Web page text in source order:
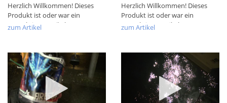
Herzlich Willkommen! Dieses
Produkt ist oder war ein
Startaktions-Artikel aus 2026!
zum Artikel
Herzlich Willkommen! Dieses
Produkt ist oder war ein
Startaktions-Artikel aus 2026!
zum Artikel